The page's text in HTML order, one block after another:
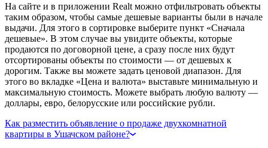
На сайте и в приложении Realt можно отфильтровать объекты
таким образом, чтобы самые дешевые варианты были в начале
выдачи. Для этого в сортировке выберите пункт «Сначала
дешевые». В этом случае вы увидите объекты, которые
продаются по договорной цене, а сразу после них будут
отсортированы объекты по стоимости — от дешевых к
дорогим. Также вы можете задать ценовой диапазон. Для
этого во вкладке «Цена и валюта» выставьте минимальную и
максимальную стоимость. Можете выбрать любую валюту —
доллары, евро, белорусские или российские рубли.
Как разместить объявление о продаже двухкомнатной
квартиры в Ушачском районе?